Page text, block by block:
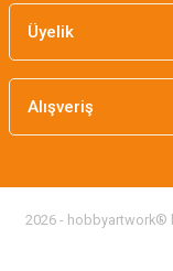
Üyelik
Alışveriş
2026 - hobbyartwork®